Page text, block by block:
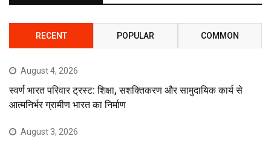
RECENT POPULAR COMMON
August 4, 2026
स्वर्ण भारत परिवार ट्रस्ट: शिक्षा, सशक्तिकरण और सामुदायिक कार्य से
आत्मनिर्भर ग्रामीण भारत का निर्माण
August 3, 2026